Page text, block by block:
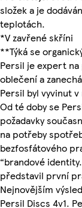
složek a je
teplotách.
*V zavřené skříni
**Týká se
Persil je expert
oblečení a
Persil byl vyvinut
Od té doby se
požadavky
na potřeby
bezfosfátového
“brandové
představil první
Nejnovějším
Persil Discs 4v1.